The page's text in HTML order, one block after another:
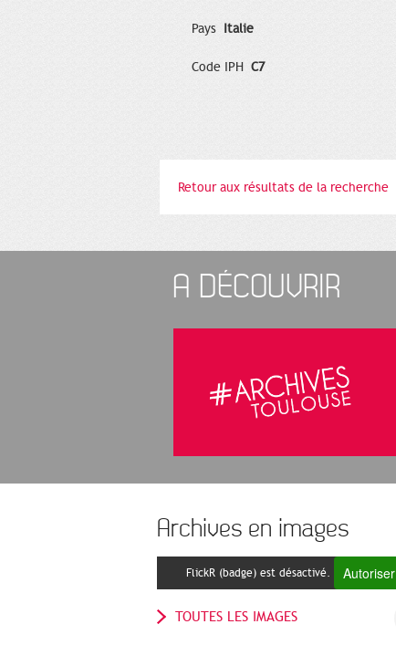
Pays Italie
Code IPH C7
Retour aux résultats de la recherche
A DÉCOUVRIR
Archives en images
FlickR (badge) est désactivé. Autoriser
TOUTES LES IMAGES